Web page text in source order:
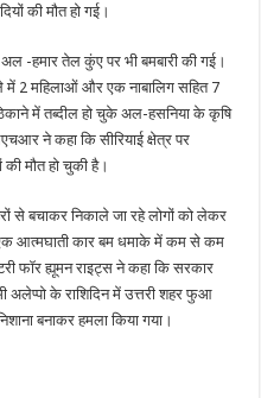
की मौत हो गई।
-हमार तेल कुंए पर भी बमबारी की गई।
2 महिलाओं और एक नाबालिग सहित 7
में तब्दील हो चुके अल-हसनिया के कृषि
ने कहा कि सीरियाई क्षेत्र पर
मौत हो चुकी है।
से बचाकर निकाले जा रहे लोगों को लेकर
आत्मघाती कार बम धमाके में कम से कम
फॉर ह्यूमन राइट्स ने कहा कि सरकार
अलेप्पो के राशिदिन में उत्तरी शहर फुआ
बनाकर हमला किया गया।